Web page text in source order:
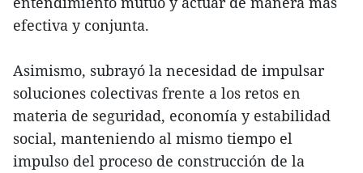
efectiva y conjunta.
Asimismo, subrayó la necesidad de impulsar
soluciones colectivas frente a los retos en
materia de seguridad, economía y estabilidad
social, manteniendo al mismo tiempo el
impulso del proceso de construcción de la